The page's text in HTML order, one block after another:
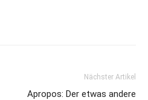
Nächster Artikel
Apropos: Der etwas andere